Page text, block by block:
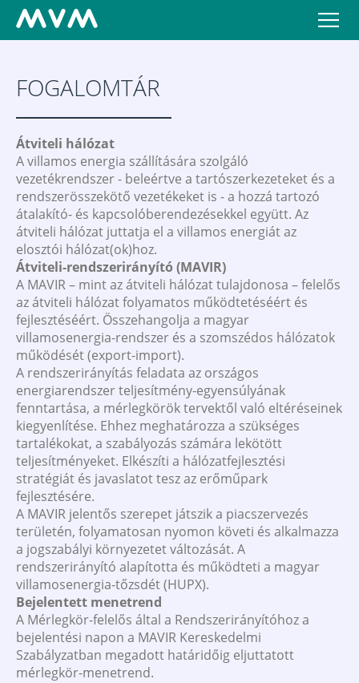
FOGALOMTÁR
Átviteli hálózat
A villamos energia szállítására szolgáló
vezetékrendszer - beleértve a tartószerkezeteket és a
rendszerösszekötő vezetékeket is - a hozzá tartozó
átalakító- és kapcsolóberendezésekkel együtt. Az
átviteli hálózat juttatja el a villamos energiát az
elosztói hálózat(ok)hoz.
Átviteli-rendszerirányító (MAVIR)
A MAVIR – mint az átviteli hálózat tulajdonosa – felelős
az átviteli hálózat folyamatos működtetéséért és
fejlesztéséért. Összehangolja a magyar
villamosenergia-rendszer és a szomszédos hálózatok
működését (export-import).
A rendszerirányítás feladata az országos
energiarendszer teljesítmény-egyensúlyának
fenntartása, a mérlegkörök tervektől való eltéréseinek
kiegyenlítése. Ehhez meghatározza a szükséges
tartalékokat, a szabályozás számára lekötött
teljesítményeket. Elkészíti a hálózatfejlesztési
stratégiát és javaslatot tesz az erőműpark
fejlesztésére.
A MAVIR jelentős szerepet játszik a piacszervezés
területén, folyamatosan nyomon követi és alkalmazza
a jogszabályi környezetet változását. A
rendszerirányító alapította és működteti a magyar
villamosenergia-tőzsdét (HUPX).
Bejelentett menetrend
A Mérlegkör-felelős által a Rendszerirányítóhoz a
bejelentési napon a MAVIR Kereskedelmi
Szabályzatban megadott határidőig eljuttatott
mérlegkör-menetrend.